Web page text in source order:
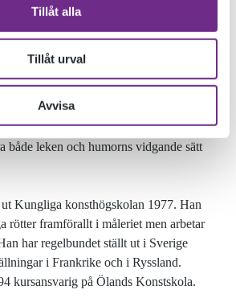
Tillåt alla
Tillåt urval
Avvisa
betydelsen av den Trojanska hästen.
klassiska list arbetar Platzer med
med förflyttning av estetik, artefakter
och fotografier bildar tillsammans en
och tydligt identifierbara föremål i ett
och mening. Jörgen Platzers
både leken och humorns vidgande sätt
Kungliga konsthögskolan 1977. Han
rötter framförallt i måleriet men arbetar
har regelbundet ställt ut i Sverige
i Frankrike och i Ryssland.
kursansvarig på Ölands Konstskola.